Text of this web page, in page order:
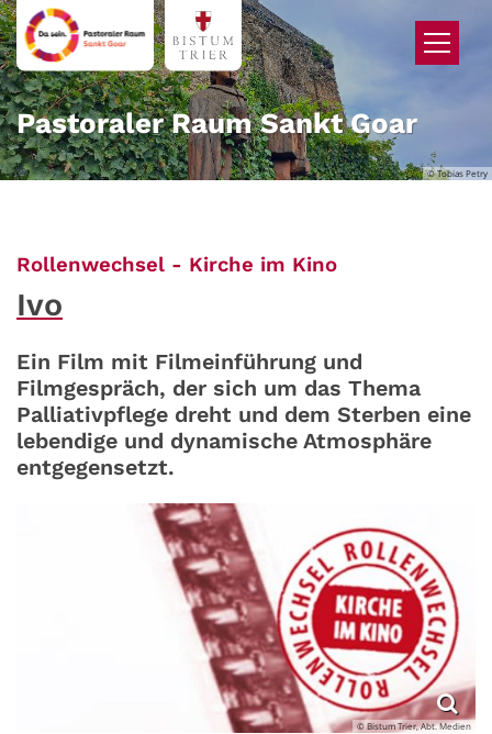
Zum Inhalt springen
© Tobias Petry
Pastoraler Raum Sankt Goar
Rollenwechsel - Kirche im Kino:
Ivo
Ein Film mit Filmeinführung und
Filmgespräch, der sich um das Thema
Palliativpflege dreht und dem Sterben eine
lebendige und dynamische Atmosphäre
entgegensetzt.
© Bistum Trier, Abt. Medien